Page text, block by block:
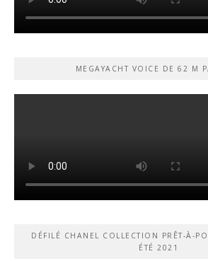
MEGAYACHT VOICE DE 62 M
DÉFILÉ CHANEL COLLECTION PRÊT-À-
ÉTÉ 2021